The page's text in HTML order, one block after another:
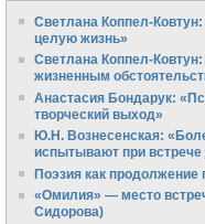
Светлана Коппел-
целую жизнь»
Светлана Коппел-
жизненным
Анастасия Бондарук:
творческий выход»
Ю.Н. Вознесенская:
испытывают при встрече
Поэзия как продолжение
«Омилия» — место
Сидорова)